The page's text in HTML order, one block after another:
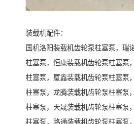
装载机配件：
国机洛阳装载机齿轮泵柱塞泵，瑞
柱塞泵，恒康装载机齿轮泵柱塞泵
柱塞泵，厦鑫装载机齿轮泵柱塞泵
柱塞泵，龙腾装载机齿轮泵柱塞泵
柱塞泵，天晟装载机齿轮泵柱塞泵
柱塞泵，路通装载机齿轮泵柱塞泵